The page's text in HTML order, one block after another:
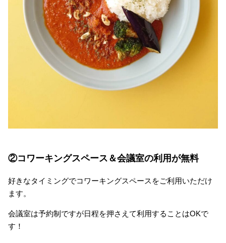
②コワーキングスペース＆会議室の利用が無料
好きなタイミングでコワーキングスペースをご利用いただけ
ます。
会議室は予約制ですが日程を押さえて利用することはOKで
す！